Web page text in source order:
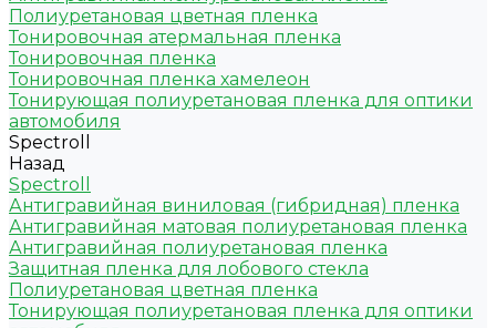
Полиуретановая цветная пленка
Тонировочная атермальная пленка
Тонировочная пленка
Тонировочная пленка хамелеон
Тонирующая полиуретановая пленка для оптики
автомобиля
Spectroll
Назад
Spectroll
Антигравийная виниловая (гибридная) пленка
Антигравийная матовая полиуретановая пленка
Антигравийная полиуретановая пленка
Защитная пленка для лобового стекла
Полиуретановая цветная пленка
Тонирующая полиуретановая пленка для оптики